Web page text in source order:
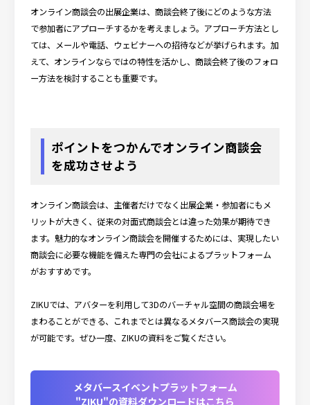
オンライン商談会の出展企業は、商談会終了後にどのような方法
で参加者にアプローチするかを考えましょう。アプローチ方法とし
ては、メールや電話、ウェビナーへの招待などが挙げられます。加
えて、オンラインならではの特性を活かし、商談会終了後のフォロ
ー方法を検討することも重要です。
ポイントをつかんでオンライン商談会
を成功させよう
オンライン商談会は、主催者だけでなく出展企業・参加者にもメ
リットが大きく、従来の対面式商談会とは違った効果が期待でき
ます。魅力的なオンライン商談会を開催するためには、実現したい
商談会に必要な機能を備えた専門の会社によるプラットフォーム
がおすすめです。
ZIKUでは、アバターを利用して3Dのバーチャル空間の商談会場を
まわることができる、これまでとは異なるメタバース商談会の実現
が可能です。ぜひ一度、ZIKUの資料をご覧ください。
メタバースイベントプラットフォーム
"ZIKU"の資料ダウンロードはこちら